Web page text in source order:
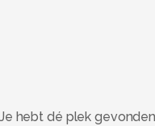
hebt dé plek